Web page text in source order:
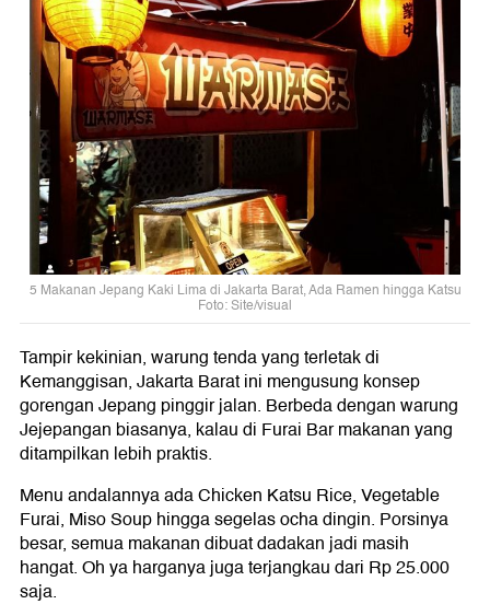
5 Makanan Jepang Kaki Lima di Jakarta Barat, Ada Ramen hingga Katsu
Foto: Site/visual
Tampir kekinian, warung tenda yang terletak di
Kemanggisan, Jakarta Barat ini mengusung konsep
gorengan Jepang pinggir jalan. Berbeda dengan warung
Jejepangan biasanya, kalau di Furai Bar makanan yang
ditampilkan lebih praktis.
Menu andalannya ada Chicken Katsu Rice, Vegetable
Furai, Miso Soup hingga segelas ocha dingin. Porsinya
besar, semua makanan dibuat dadakan jadi masih
hangat. Oh ya harganya juga terjangkau dari Rp 25.000
saja.